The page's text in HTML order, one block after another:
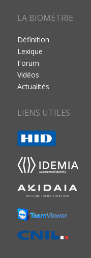
LA BIOMÉTRIE
Définition
Lexique
Forum
Vidéos
Actualités
LIENS UTILES